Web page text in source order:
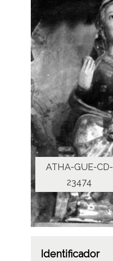
ATHA-GUE-CD-
23474
Identificador